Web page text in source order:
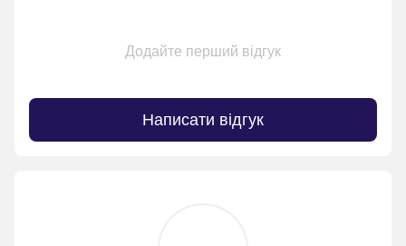
Додайте перший відгук
Написати відгук